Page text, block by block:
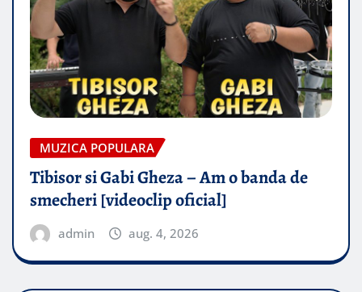
MUZICA POPULARA
Tibisor si Gabi Gheza – Am o banda de
smecheri [videoclip oficial]
admin aug. 4, 2026